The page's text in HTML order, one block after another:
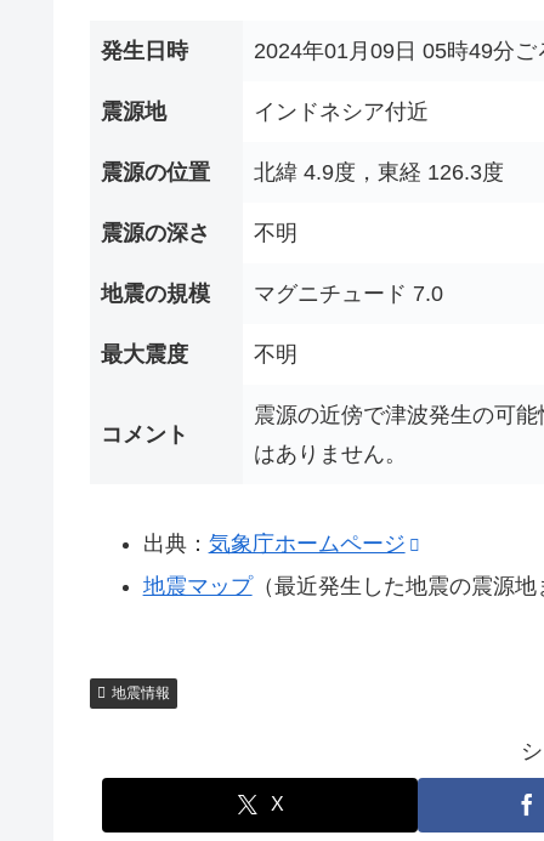
発生日時 2024年01月09日 05時49分ご
震源地 インドネシア付近
震源の位置 北緯 4.9度，東経 126.3度
震源の深さ 不明
地震の規模 マグニチュード 7.0
最大震度 不明
コメント
震源の近傍で津波発生の可
はありません。
出典： 気象庁ホームページ
地震マップ（最近発生した地震の震源地
地震情報
X